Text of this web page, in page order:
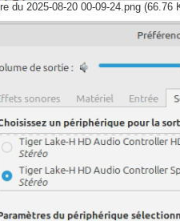
du 2025-08-20 00-09-24.png (66.76